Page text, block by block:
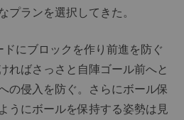
プランを選択してきた。
にブロックを作り前進を防ぐ
ればさっさと自陣ゴール前へと
の侵入を防ぐ。さらにボール保
うにボールを保持する姿勢は見